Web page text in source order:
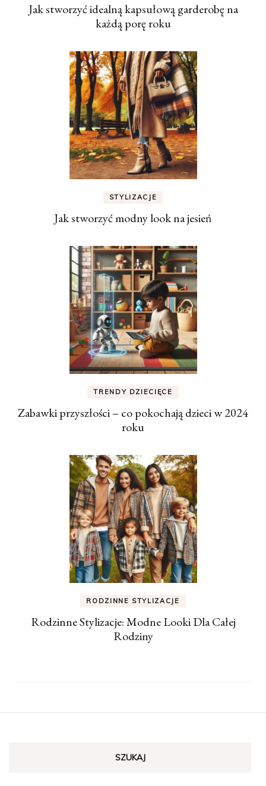
Jak stworzyć idealną kapsułową garderobę na
każdą porę roku
STYLIZACJE
Jak stworzyć modny look na jesień
TRENDY DZIECIĘCE
Zabawki przyszłości – co pokochają dzieci w 2024
roku
RODZINNE STYLIZACJE
Rodzinne Stylizacje: Modne Looki Dla Całej
Rodziny
SZUKAJ